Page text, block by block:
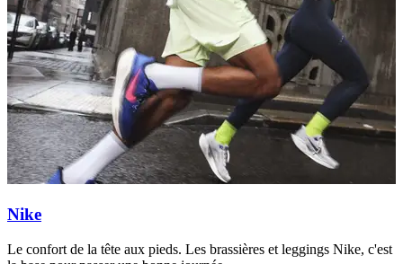
Nike
Le confort de la tête aux pieds. Les brassières et leggings Nike, c'est